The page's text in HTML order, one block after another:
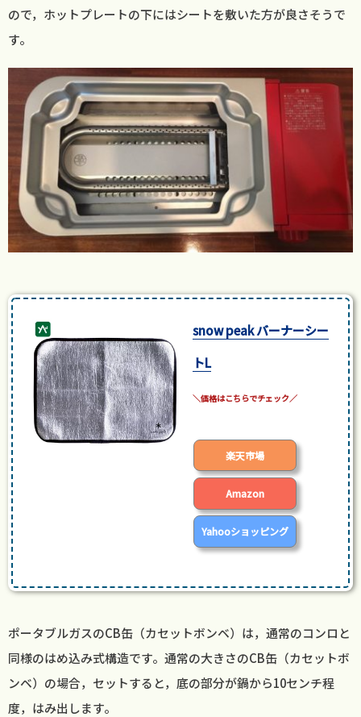
ので，ホットプレートの下にはシートを敷いた方が良さそうで
す。
snow peak バーナーシー
トL
楽天市場
Amazon
Yahooショッピング
ポータブルガスのCB缶（カセットボンベ）は，通常のコンロと
同様のはめ込み式構造です。通常の大きさのCB缶（カセットボ
ンベ）の場合，セットすると，底の部分が鍋から10センチ程
度，はみ出します。